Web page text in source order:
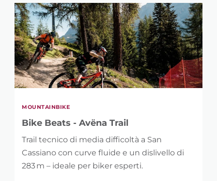
MOUNTAINBIKE
Bike Beats - Avëna Trail
Trail tecnico di media difficoltà a San
Cassiano con curve fluide e un dislivello di
283 m – ideale per biker esperti.